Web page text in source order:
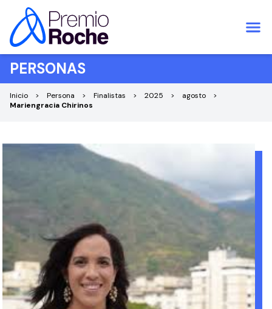
Saltar al contenido
PERSONAS
Inicio Persona Finalistas 2025
agosto
Mariengracia Chirinos